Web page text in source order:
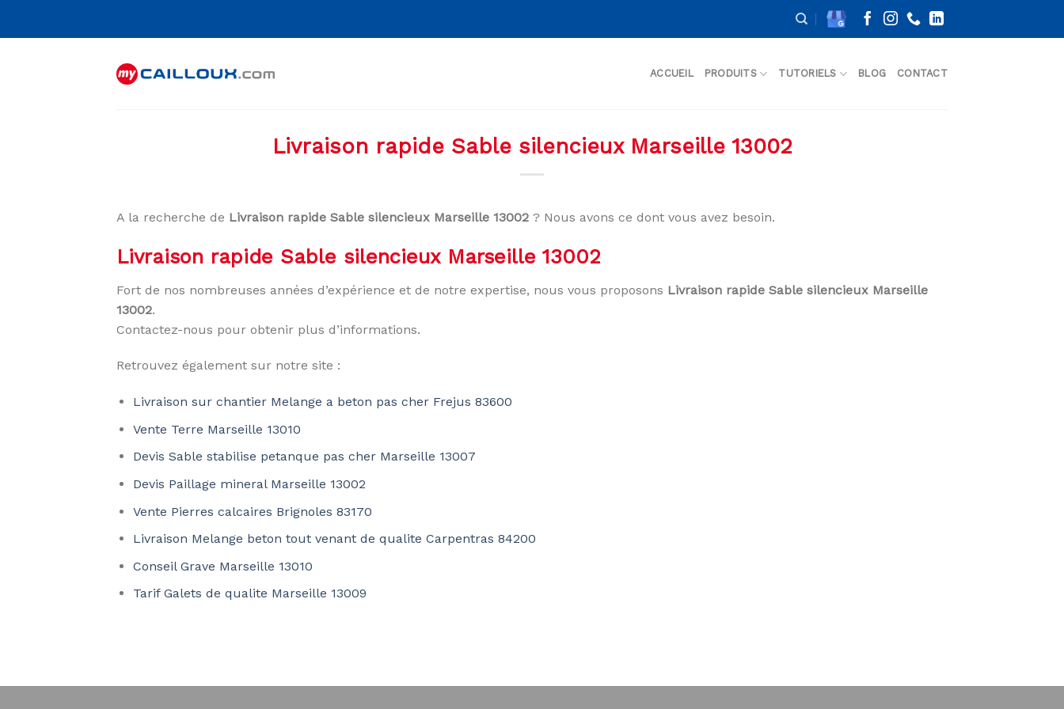
ACCUEIL PRODUITS TUTORIELS BLOG CONTACT
Livraison rapide Sable silencieux Marseille 13002
A la recherche de Livraison rapide Sable silencieux Marseille 13002 ? Nous avons ce dont vous avez besoin.
Livraison rapide Sable silencieux Marseille 13002
Fort de nos nombreuses années d’expérience et de notre expertise, nous vous proposons Livraison rapide Sable silencieux Marseille
13002.
Contactez-nous pour obtenir plus d’informations.
Retrouvez également sur notre site :
Livraison sur chantier Melange a beton pas cher Frejus 83600
Vente Terre Marseille 13010
Devis Sable stabilise petanque pas cher Marseille 13007
Devis Paillage mineral Marseille 13002
Vente Pierres calcaires Brignoles 83170
Livraison Melange beton tout venant de qualite Carpentras 84200
Conseil Grave Marseille 13010
Tarif Galets de qualite Marseille 13009